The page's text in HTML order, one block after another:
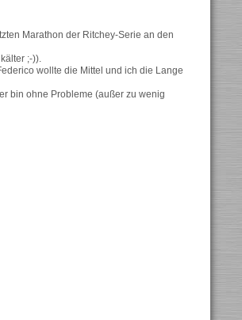
Marathon der Ritchey-Serie an den
;-)).
wollte die Mittel und ich die Lange
bin ohne Probleme (außer zu wenig